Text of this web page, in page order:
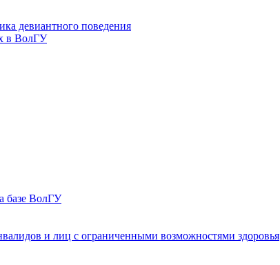
девиантного поведения
в ВолГУ
базе ВолГУ
и лиц с ограниченными возможностями здоровья